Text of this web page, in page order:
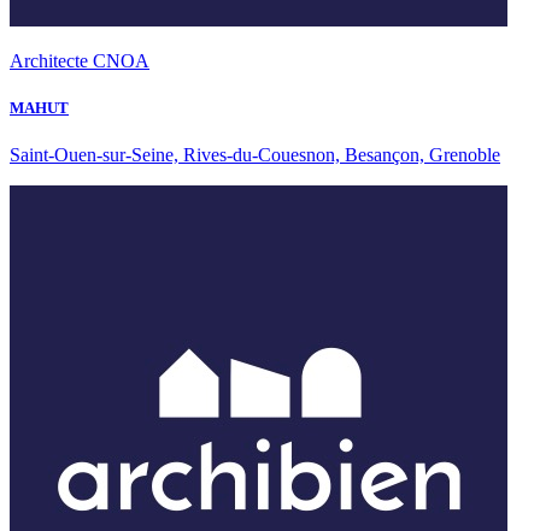
Architecte CNOA
MAHUT
Saint-Ouen-sur-Seine, Rives-du-Couesnon, Besançon, Grenoble